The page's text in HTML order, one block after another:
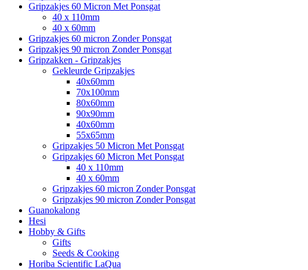
Gripzakjes 60 Micron Met Ponsgat
40 x 110mm
40 x 60mm
Gripzakjes 60 micron Zonder Ponsgat
Gripzakjes 90 micron Zonder Ponsgat
Gripzakken - Gripzakjes
Gekleurde Gripzakjes
40x60mm
70x100mm
80x60mm
90x90mm
40x60mm
55x65mm
Gripzakjes 50 Micron Met Ponsgat
Gripzakjes 60 Micron Met Ponsgat
40 x 110mm
40 x 60mm
Gripzakjes 60 micron Zonder Ponsgat
Gripzakjes 90 micron Zonder Ponsgat
Guanokalong
Hesi
Hobby & Gifts
Gifts
Seeds & Cooking
Horiba Scientific LaQua